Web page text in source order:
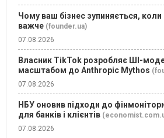
Чому ваш бізнес зупиняється,
важче (founder.ua)
07.08.2026
Власник TikTok розробляє ШІ-
масштабом до Anthropic Mythos
07.08.2026
НБУ оновив підходи до
для банків і клієнтів
07.08.2026